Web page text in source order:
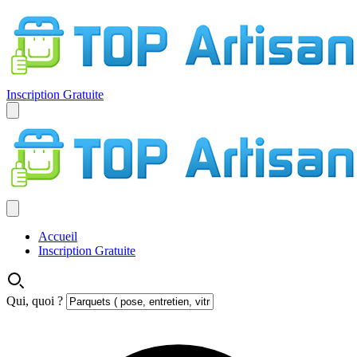
Inscription Gratuite
Accueil
Inscription Gratuite
Qui, quoi ?